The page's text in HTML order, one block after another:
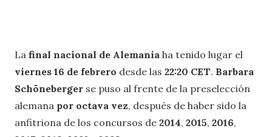
La final nacional de Alemania ha tenido lugar el
viernes 16 de febrero desde las 22:20 CET. Barbara
Schöneberger se puso al frente de la preselección
alemana por octava vez, después de haber sido la
anfitriona de los concursos de 2014, 2015, 2016,